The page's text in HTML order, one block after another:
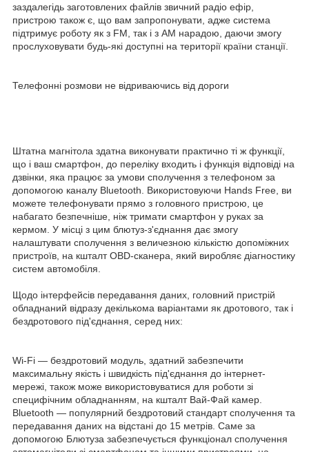
заздалегідь заготовлених файлів звичний радіо ефір,
пристрою також є, що вам запропонувати, адже система
підтримує роботу як з FM, так і з AM нарадою, даючи змогу
прослуховувати будь-які доступні на території країни станції.
Телефонні розмови не відриваючись від дороги
Штатна магнітола здатна виконувати практично ті ж функції,
що і ваш смартфон, до переліку входить і функція відповіді на
дзвінки, яка працює за умови сполучення з телефоном за
допомогою каналу Bluetooth. Використовуючи Hands Free, ви
можете телефонувати прямо з головного пристрою, це
набагато безпечніше, ніж тримати смартфон у руках за
кермом. У місці з цим блютуз-з'єднання дає змогу
налаштувати сполучення з величезною кількістю допоміжних
пристроїв, на кшталт OBD-сканера, який виробляє діагностику
систем автомобіля.
Щодо інтерфейсів передавання даних, головний пристрій
обладнаний відразу декількома варіантами як дротового, так і
бездротового під'єднання, серед них:
Wi-Fi — бездротовий модуль, здатний забезпечити
максимальну якість і швидкість під'єднання до інтернет-
мережі, також може використовуватися для роботи зі
специфічним обладнанням, на кшталт Вай-Фай камер.
Bluetooth — популярний бездротовий стандарт сполучення та
передавання даних на відстані до 15 метрів. Саме за
допомогою Блютуза забезпечується функціонал сполучення